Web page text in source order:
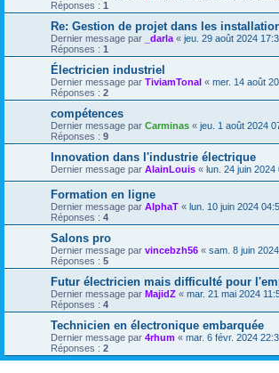
Réponses : 1
Re: Gestion de projet dans les
Dernier message par _darla « jeu. 29 août 2024
Réponses : 1
Électricien industriel
Dernier message par TiviamTonal « mer. 14 août
Réponses : 2
compétences
Dernier message par Carminas « jeu. 1 août 2024
Réponses : 9
Innovation dans l'industrie électrique
Dernier message par AlainLouis « lun. 24 juin 2024
Formation en ligne
Dernier message par AlphaT « lun. 10 juin 2024
Réponses : 4
Salons pro
Dernier message par vincebzh56 « sam. 8 juin
Réponses : 5
Futur électricien mais difficulté pour
Dernier message par MajidZ « mar. 21 mai 2024
Réponses : 4
Technicien en électronique embarquée
Dernier message par 4rhum « mar. 6 févr. 2024
Réponses : 2